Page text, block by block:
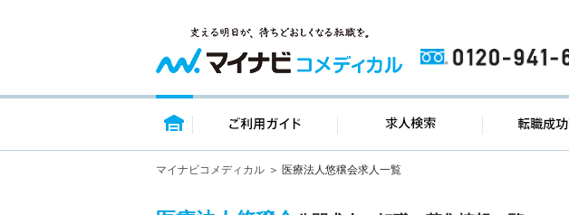
トップページ ご利用ガイド 求人検索
マイナビコメディカル 医療法人悠穣会求人一覧